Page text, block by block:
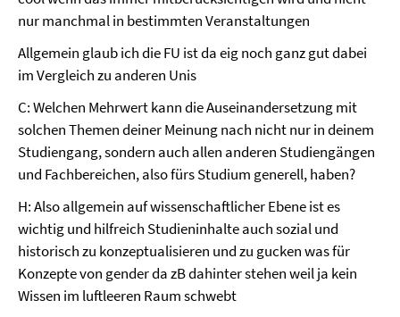
nur manchmal in bestimmten Veranstaltungen
Allgemein glaub ich die FU ist da eig noch ganz gut dabei
im Vergleich zu anderen Unis
C: Welchen Mehrwert kann die Auseinandersetzung mit
solchen Themen deiner Meinung nach nicht nur in deinem
Studiengang, sondern auch allen anderen Studiengängen
und Fachbereichen, also fürs Studium generell, haben?
H: Also allgemein auf wissenschaftlicher Ebene ist es
wichtig und hilfreich Studieninhalte auch sozial und
historisch zu konzeptualisieren und zu gucken was für
Konzepte von gender da zB dahinter stehen weil ja kein
Wissen im luftleeren Raum schwebt